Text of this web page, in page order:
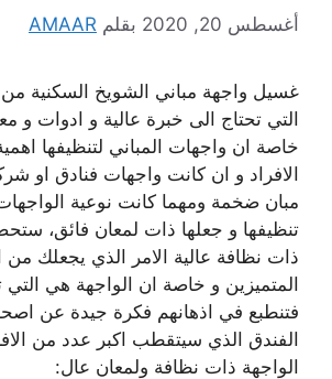
أغسطس 20, 2020 بقلم AMAAR
غسيل واجهة مباني الشويخ السكنية من
التي تحتاج الى خبرة عالية و ادوات و
خاصة ان واجهات المباني لتنظيفها
الافراد و ان كانت واجهات فنادق او
مبان ضخمة ومهما كانت نوعية
تنظيفها و جعلها ذات لمعان فائق،
ذات نظافة عالية الامر الذي يجعلك
المتميزين و خاصة ان الواجهة هي التي
فتنطبع في اذهانهم فكرة جيدة عن
الفندق الذي سيتقطب اكبر عدد من
الواجهة ذات نظافة ولمعان عال: